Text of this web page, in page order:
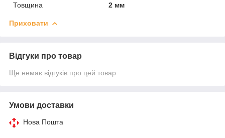
Товщина
2 мм
Приховати
Відгуки про товар
Ще немає відгуків про цей товар
Умови доставки
Нова Пошта